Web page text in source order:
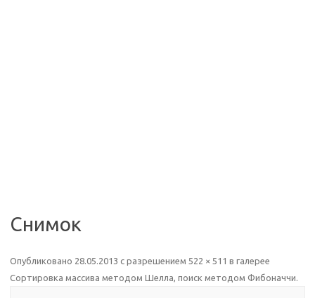
Снимок
Опубликовано 28.05.2013 с разрешением 522 × 511 в галерее
Сортировка массива методом Шелла, поиск методом Фибоначчи.